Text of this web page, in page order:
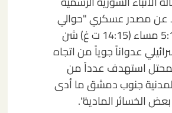
عن مصدر عسكري "حوالي
الساعة 5:18 مساء (14:15 ت غ) شن
عدواناً جوياً من اتجاه
استهدف عدداً من
جنوب دمشق ما أدى
الخسائر المادية".